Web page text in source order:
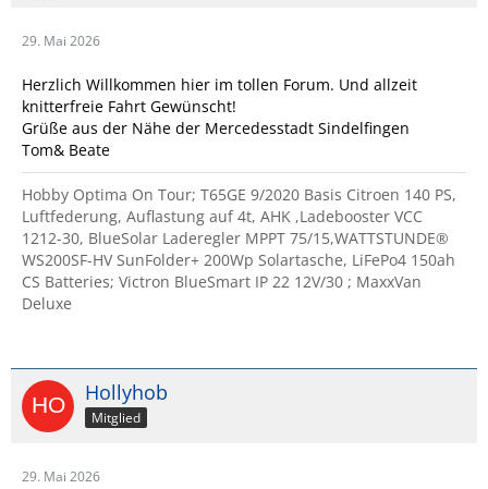
29. Mai 2026
Herzlich Willkommen hier im tollen Forum. Und allzeit
knitterfreie Fahrt Gewünscht!
Grüße aus der Nähe der Mercedesstadt Sindelfingen
Tom& Beate
Hobby Optima On Tour; T65GE 9/2020 Basis Citroen 140 PS,
Luftfederung, Auflastung auf 4t, AHK ,Ladebooster VCC
1212-30, BlueSolar Laderegler MPPT 75/15,WATTSTUNDE®
WS200SF-HV SunFolder+ 200Wp Solartasche, LiFePo4 150ah
CS Batteries; Victron BlueSmart IP 22 12V/30 ; MaxxVan
Deluxe
Hollyhob
Mitglied
29. Mai 2026